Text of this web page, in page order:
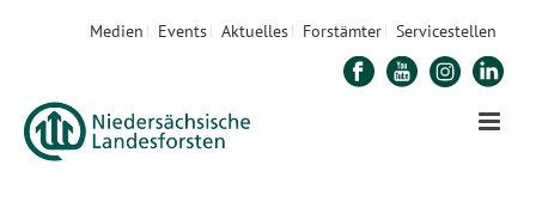
Medien Events Aktuelles Forstämter Servicestellen